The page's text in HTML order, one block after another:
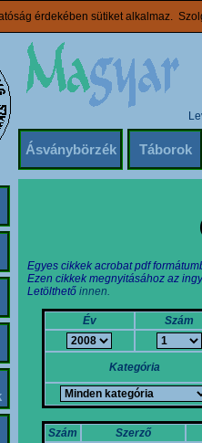
érdekében sütiket alkalmaz.
Ásványbörzék Táborok
Egyes cikkek acrobat pdf
Ezen cikkek megnyitásához az
Letölthető innen.
Év Szám
Kategória
Szám
Szerző